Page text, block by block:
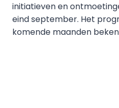
initiatieven en
eind september. Het
komende maanden